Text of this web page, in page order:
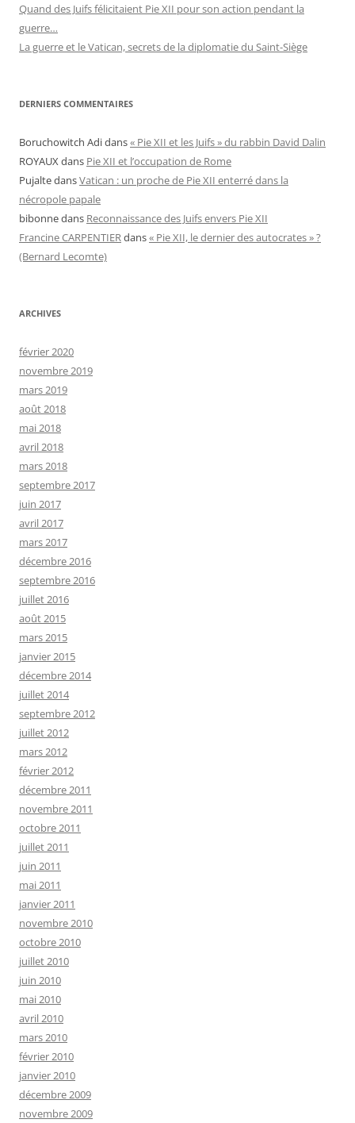
Quand des Juifs félicitaient Pie XII pour son action pendant la
guerre…
La guerre et le Vatican, secrets de la diplomatie du Saint-Siège
DERNIERS COMMENTAIRES
Boruchowitch Adidans« Pie XII et les Juifs » du rabbin David Dalin
ROYAUXdans Pie XII et l’occupation de Rome
PujaltedansVatican : un proche de Pie XII enterré dans la
nécropole papale
bibonnedans Reconnaissance des Juifs envers Pie XII
Francine CARPENTIERdans« Pie XII, le dernier des autocrates » ?
(Bernard Lecomte)
ARCHIVES
février 2020
novembre 2019
mars 2019
août 2018
mai 2018
avril 2018
mars 2018
septembre 2017
juin 2017
avril 2017
mars 2017
décembre 2016
septembre 2016
juillet 2016
août 2015
mars 2015
janvier 2015
décembre 2014
juillet 2014
septembre 2012
juillet 2012
mars 2012
février 2012
décembre 2011
novembre 2011
octobre 2011
juillet 2011
juin 2011
mai 2011
janvier 2011
novembre 2010
octobre 2010
juillet 2010
juin 2010
mai 2010
avril 2010
mars 2010
février 2010
janvier 2010
décembre 2009
novembre 2009